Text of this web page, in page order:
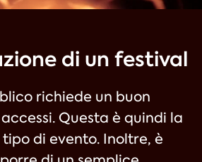
di un festival
richiede un buon
Questa è quindi la
di evento. Inoltre, è